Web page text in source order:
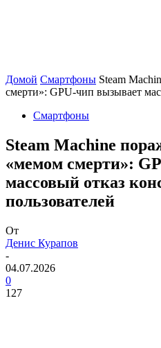
Домой Смартфоны Steam
смерти»: GPU-чип вызывает
Смартфоны
Steam Machine
«мемом смерти»:
массовый отказ
пользователей
От
Денис Курапов
-
04.07.2026
0
127